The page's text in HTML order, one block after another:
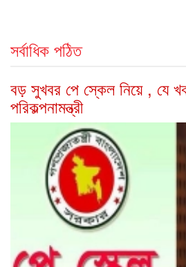
সর্বাধিক পঠিত
বড় সুখবর পে স্কেল নিয়ে , যে
পরিকল্পনামন্ত্রী